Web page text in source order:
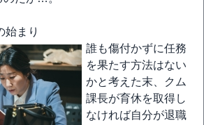
始まり
誰も傷付かずに任務
を果たす方法はない
かと考えた末、クム
課長が育休を取得し
なければ自分が退職